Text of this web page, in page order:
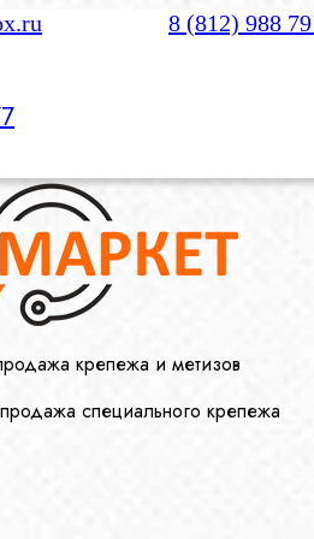
8 (812) 988
крепежа и метизов
специального крепежа